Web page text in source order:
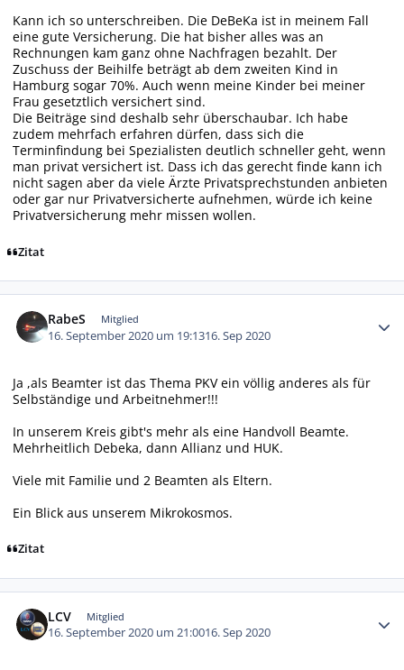
Kann ich so unterschreiben. Die DeBeKa ist in meinem Fall
eine gute Versicherung. Die hat bisher alles was an
Rechnungen kam ganz ohne Nachfragen bezahlt. Der
Zuschuss der Beihilfe beträgt ab dem zweiten Kind in
Hamburg sogar 70%. Auch wenn meine Kinder bei meiner
Frau gesetztlich versichert sind.
Die Beiträge sind deshalb sehr überschaubar. Ich habe
zudem mehrfach erfahren dürfen, dass sich die
Terminfindung bei Spezialisten deutlich schneller geht, wenn
man privat versichert ist. Dass ich das gerecht finde kann ich
nicht sagen aber da viele Ärzte Privatsprechstunden anbieten
oder gar nur Privatversicherte aufnehmen, würde ich keine
Privatversicherung mehr missen wollen.
Zitat
RabeS Mitglied
16. September 2020 um 19:1316. Sep 2020
Ja ,als Beamter ist das Thema PKV ein völlig anderes als für
Selbständige und Arbeitnehmer!!!
In unserem Kreis gibt's mehr als eine Handvoll Beamte.
Mehrheitlich Debeka, dann Allianz und HUK.
Viele mit Familie und 2 Beamten als Eltern.
Ein Blick aus unserem Mikrokosmos.
Zitat
LCV Mitglied
16. September 2020 um 21:0016. Sep 2020